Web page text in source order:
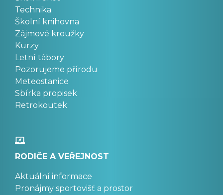
Technika
Školní knihovna
Zájmové kroužky
Kurzy
Letní tábory
Pozorujeme přírodu
Meteostanice
Sbírka propisek
Retrokoutek
RODIČE A VEŘEJNOST
Aktuální informace
Pronájmy sportovišť a prostor